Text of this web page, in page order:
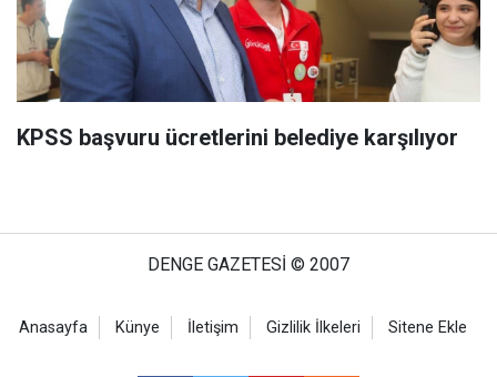
KPSS başvuru ücretlerini belediye karşılıyor
DENGE GAZETESİ © 2007
Anasayfa Künye İletişim Gizlilik İlkeleri Sitene Ekle